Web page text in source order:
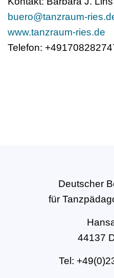
buero@tanzraum-
www.tanzraum-ries.de
Telefon:
Deutscher
für
44137
Tel: